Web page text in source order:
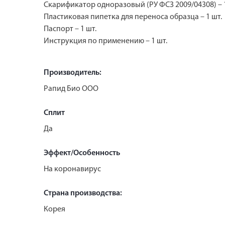
Скарификатор одноразовый (РУ ФСЗ 2009/04308) –
Пластиковая пипетка для переноса образца – 1 шт.
Паспорт – 1 шт.
Инструкция по применению – 1 шт.
Производитель:
Рапид Био ООО
Сплит
Да
Эффект/Особенность
На коронавирус
Страна производства:
Корея